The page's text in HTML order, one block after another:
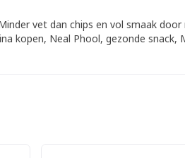
vet dan chips en vol smaak
kopen, Neal Phool, gezonde snack,